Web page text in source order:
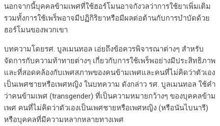
นอกจากนี้บุคคลข้ามเพศที่ใช้ฮอร์โมนอาจกังวลว่าการใช้ยาเพิ่มเติม
รวมทั้งการใช้เพร็พอาจมีปฏิกิริยาหรือมีผลต่อต้านกับการบำบัดด้วย
ฮอร์โมนของพวกเขา
บทความโดยรศ. บูลเมนทอล เอ่ยถึงข้อควรพิจารณาต่างๆ สำหรับ
จัดการกับความท้าทายต่างๆ เกี่ยวกับการใช้เพร็พอย่างมีประสิทธิภาพ
และที่สอดคล้องกับเพศสภาพของคนข้ามเพศและคนที่ไม่คิดว่าตัวเอง
เป็นเพศชายหรือเพศหญิง ในบทความ ดังกล่าว รศ. บูลเมนทอล ใช้คำ
ว่าคนข้ามเพศ (transgender) ที่เป็นความหมายกว้างๆ ของบุคคลข้าม
เพศ คนที่ไม่คิดว่าตัวเองเป็นเพศชายหรือเพศหญิง (หรือนันไบนารี)
หรือบุคคลที่มีความหลากหลายทางเพศ